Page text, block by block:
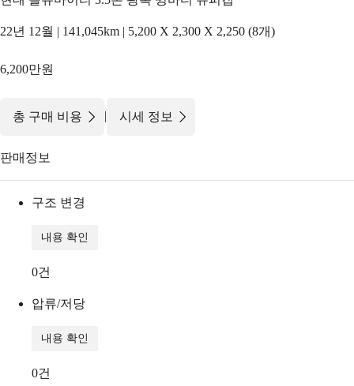
22년 12월 | 141,045km | 5,200 X 2,300 X 2,250 (8개)
6,200만원
총 구매 비용 | 시세 정보
판매정보
구조 변경
내용 확인
0건
압류/저당
내용 확인
0건